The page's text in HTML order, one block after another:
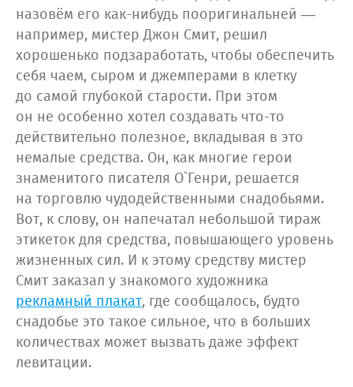
назовём его как-нибудь пооригинальней —
например, мистер Джон Смит, решил
хорошенько подзаработать, чтобы обеспечить
себя чаем, сыром и джемперами в клетку
до самой глубокой старости. При этом
он не особенно хотел создавать что-то
действительно полезное, вкладывая в это
немалые средства. Он, как многие герои
знаменитого писателя О`Генри, решается
на торговлю чудодейственными снадобьями.
Вот, к слову, он напечатал небольшой тираж
этикеток для средства, повышающего уровень
жизненных сил. И к этому средству мистер
Смит заказал у знакомого художника
рекламный плакат, где сообщалось, будто
снадобье это такое сильное, что в больших
количествах может вызвать даже эффект
левитации.